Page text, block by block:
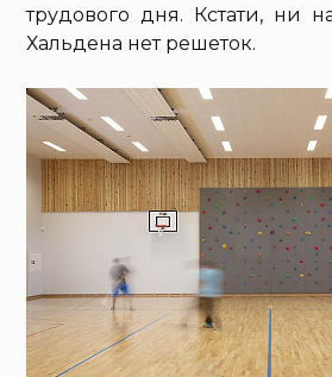
трудового дня. Кстати, ни
Хальдена нет решеток.